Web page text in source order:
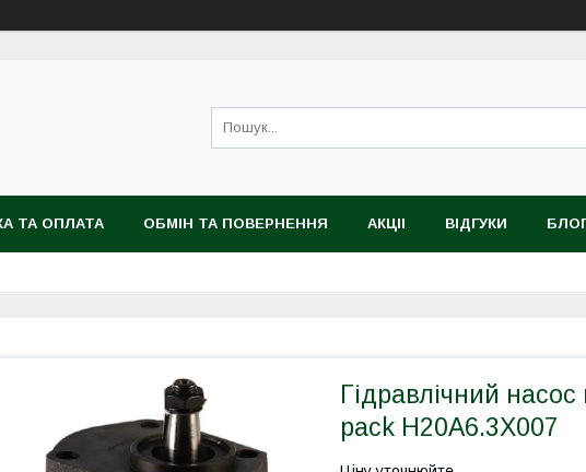
ТА ОПЛАТА ОБМІН ТА ПОВЕРНЕННЯ АКЦІІ ВІДГУКИ
Гідравлічний
pack H20A6.3X007